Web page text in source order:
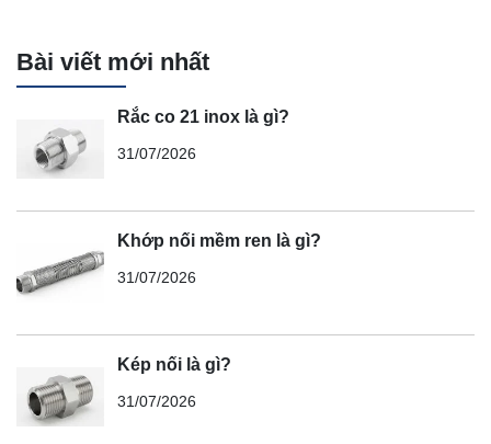
Bài viết mới nhất
Rắc co 21 inox là gì?
31/07/2026
Khớp nối mềm ren là gì?
31/07/2026
Kép nối là gì?
31/07/2026